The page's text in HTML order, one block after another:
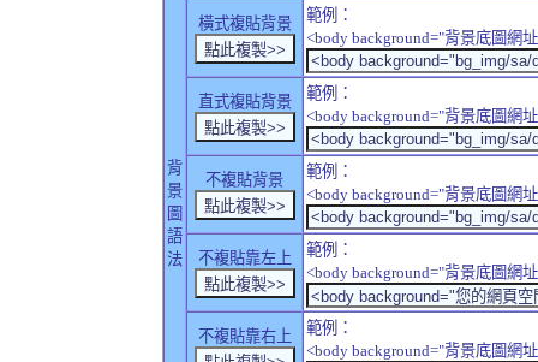
背
景
圖
語
法
橫式複貼背景
範例：
<body background="背景底圖網
直式複貼背景
範例：
<body background="背景底圖網
不複貼背景
範例：
<body background="背景底圖網
不複貼靠左上
範例：
<body background="背景底圖網
不複貼靠右上
範例：
<body background="背景底圖網